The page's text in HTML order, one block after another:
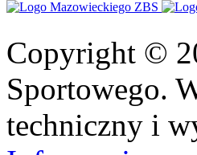
Copyright ©
Sportowego.
techniczny i